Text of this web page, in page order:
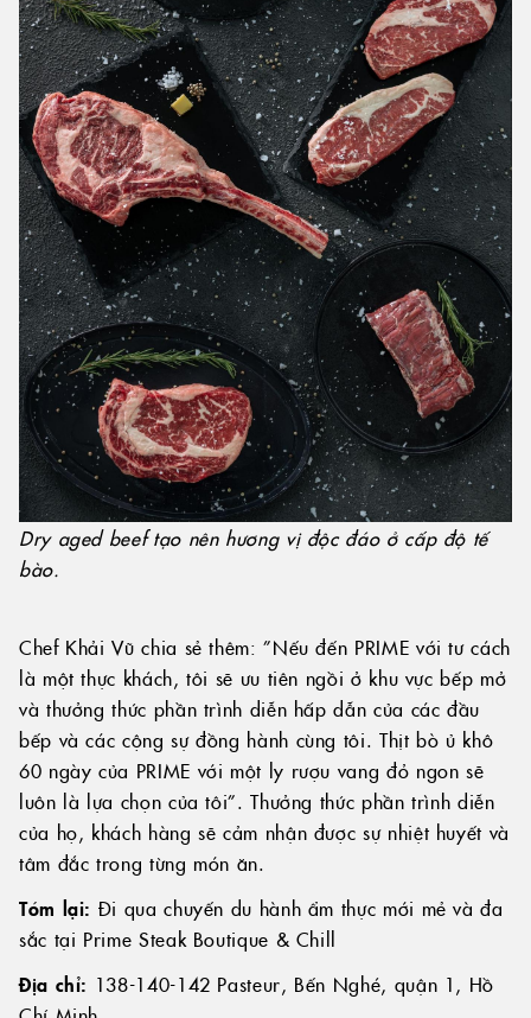
Dry aged beef tạo nên hương vị độc đáo ở cấp độ tế
bào.
Chef Khải Vũ chia sẻ thêm: ”Nếu đến PRIME với tư cách
là một thực khách, tôi sẽ ưu tiên ngồi ở khu vực bếp mở
và thưởng thức phần trình diễn hấp dẫn của các đầu
bếp và các cộng sự đồng hành cùng tôi. Thịt bò ủ khô
60 ngày của PRIME với một ly rượu vang đỏ ngon sẽ
luôn là lựa chọn của tôi”. Thưởng thức phần trình diễn
của họ, khách hàng sẽ cảm nhận được sự nhiệt huyết và
tâm đắc trong từng món ăn.
Tóm lại: Đi qua chuyến du hành ẩm thực mới mẻ và đa
sắc tại Prime Steak Boutique & Chill
Địa chỉ: 138-140-142 Pasteur, Bến Nghé, quận 1, Hồ